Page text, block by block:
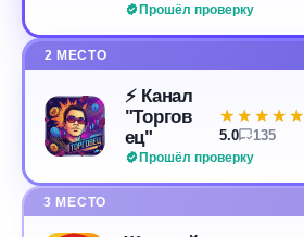
Прошёл проверку
2 МЕСТО
⚡️ Канал
"Торгов
ец"
Прошёл проверку
★★★★★
★★★★★
5.0 135
3 МЕСТО